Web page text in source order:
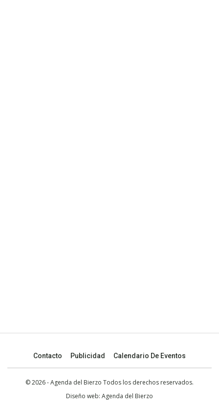
Contacto Publicidad Calendario De Eventos
© 2026 - Agenda del Bierzo Todos los derechos reservados.
Diseño web: Agenda del Bierzo